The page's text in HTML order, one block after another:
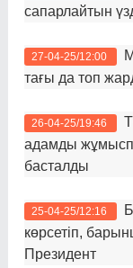
сапарлайтын
27-04-25/12:00
тағы да топ
26-04-25/19:46
адамды
басталды
25-04-25/12:16
көрсетіп,
Президент